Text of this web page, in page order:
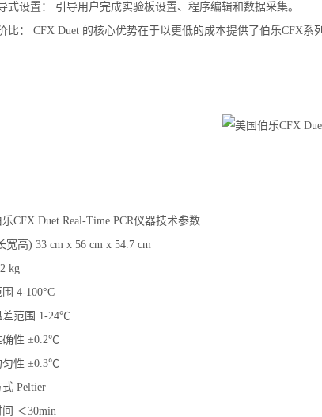
式设置： 引导用户完成实验板设置、程序编辑和数据采集。
比： CFX Duet 的核心优势在于以更低的成本提供了伯乐CFX系
CFX Duet Real-Time PCR仪器技术参数
宽高) 33 cm x 56 cm x 54.7 cm
kg
4-100°C
差范围 1-24℃
确性 ±0.2℃
匀性 ±0.3℃
Peltier
＜30min